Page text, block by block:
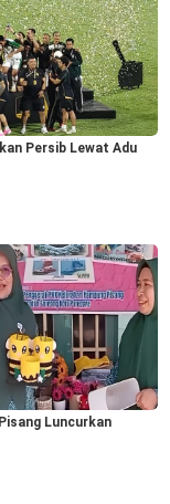
Persib Lewat Adu
Luncurkan